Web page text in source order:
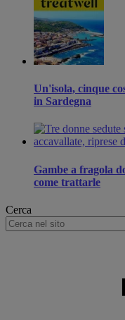
Un'isola, cinque
in Sardegna
Gambe a fragola
come trattarle
Cerca
Cerca
nel